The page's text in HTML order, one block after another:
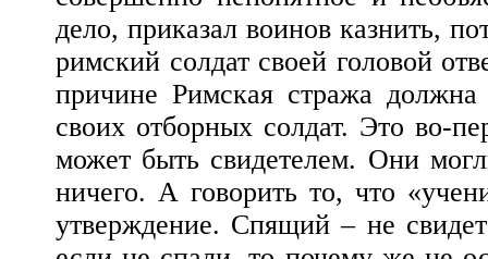
дело, приказал воинов казнить,
римский солдат своей головой
причине Римская стража
своих отборных солдат. Это во-
может быть свидетелем. Они
ничего. А говорить то, что
утверждение. Спящий – не